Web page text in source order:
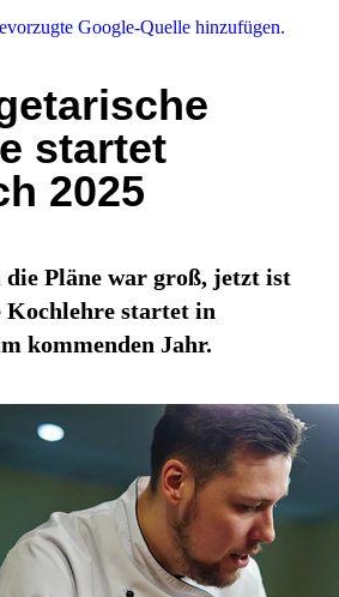
Google-Quelle hinzufügen.
startet
2025
Pläne war groß, jetzt ist
Kochlehre startet in
kommenden Jahr.